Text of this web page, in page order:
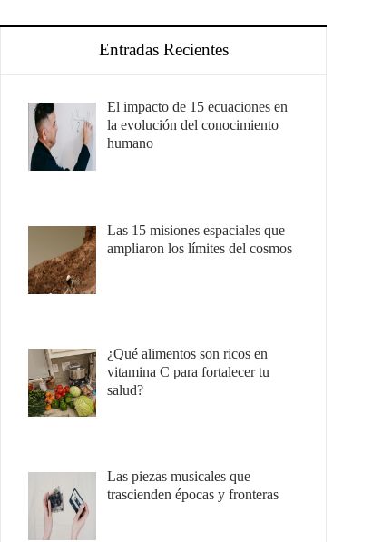
Entradas Recientes
El impacto de 15 ecuaciones en
la evolución del conocimiento
humano
Las 15 misiones espaciales que
ampliaron los límites del cosmos
¿Qué alimentos son ricos en
vitamina C para fortalecer tu
salud?
Las piezas musicales que
trascienden épocas y fronteras